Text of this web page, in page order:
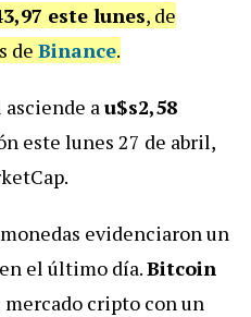
este lunes, de
de Binance.
au$s2,58
este lunes 27 de abril,
evidenciaron un
en el último día.Bitcoin
cripto con un